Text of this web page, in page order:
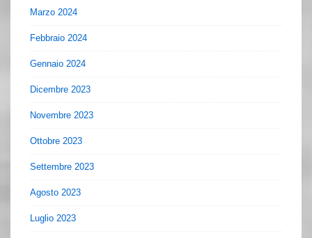
Marzo 2024
Febbraio 2024
Gennaio 2024
Dicembre 2023
Novembre 2023
Ottobre 2023
Settembre 2023
Agosto 2023
Luglio 2023